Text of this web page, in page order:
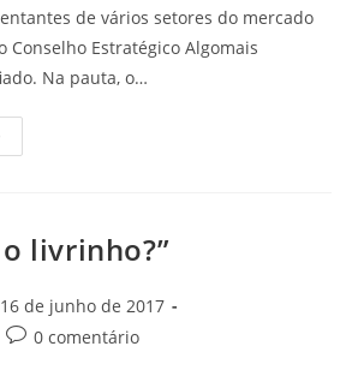
de vários setores do mercado
Conselho Estratégico Algomais
Na pauta, o…
livrinho?”
16 de junho de 2017
0 comentário